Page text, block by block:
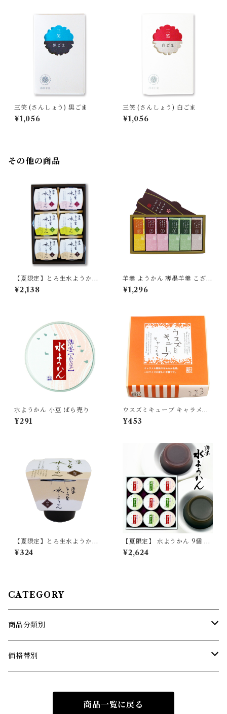
三笑 (さんしょう) 黒ごま
¥1,056
三笑 (さんしょう) 白ごま
¥1,056
その他の商品
【夏限定】とろ生水ようかん
6個入 詰合せ 【季節限定/期間
限定】
¥2,138
羊羹 ようかん 薄墨羊羹 こざく
ら 6個入 ひとくち 一口 ミニ
和菓子 デザート 贈り物 プレゼ
¥1,296
水ようかん 小豆 ばら売り
¥291
ウスズミキューブ キャラメル
1箱
¥453
【夏限定】とろ生水ようか
ん 珈琲 (コーヒー) 単品
【季節限定/期間限定】
¥324
【夏限定】 水ようかん 9個 セ
ット 【季節限定/期間限定】
¥2,624
CATEGORY
商品分類別
薄墨羊羹こざくら
価格帯別
商品一覧に戻る